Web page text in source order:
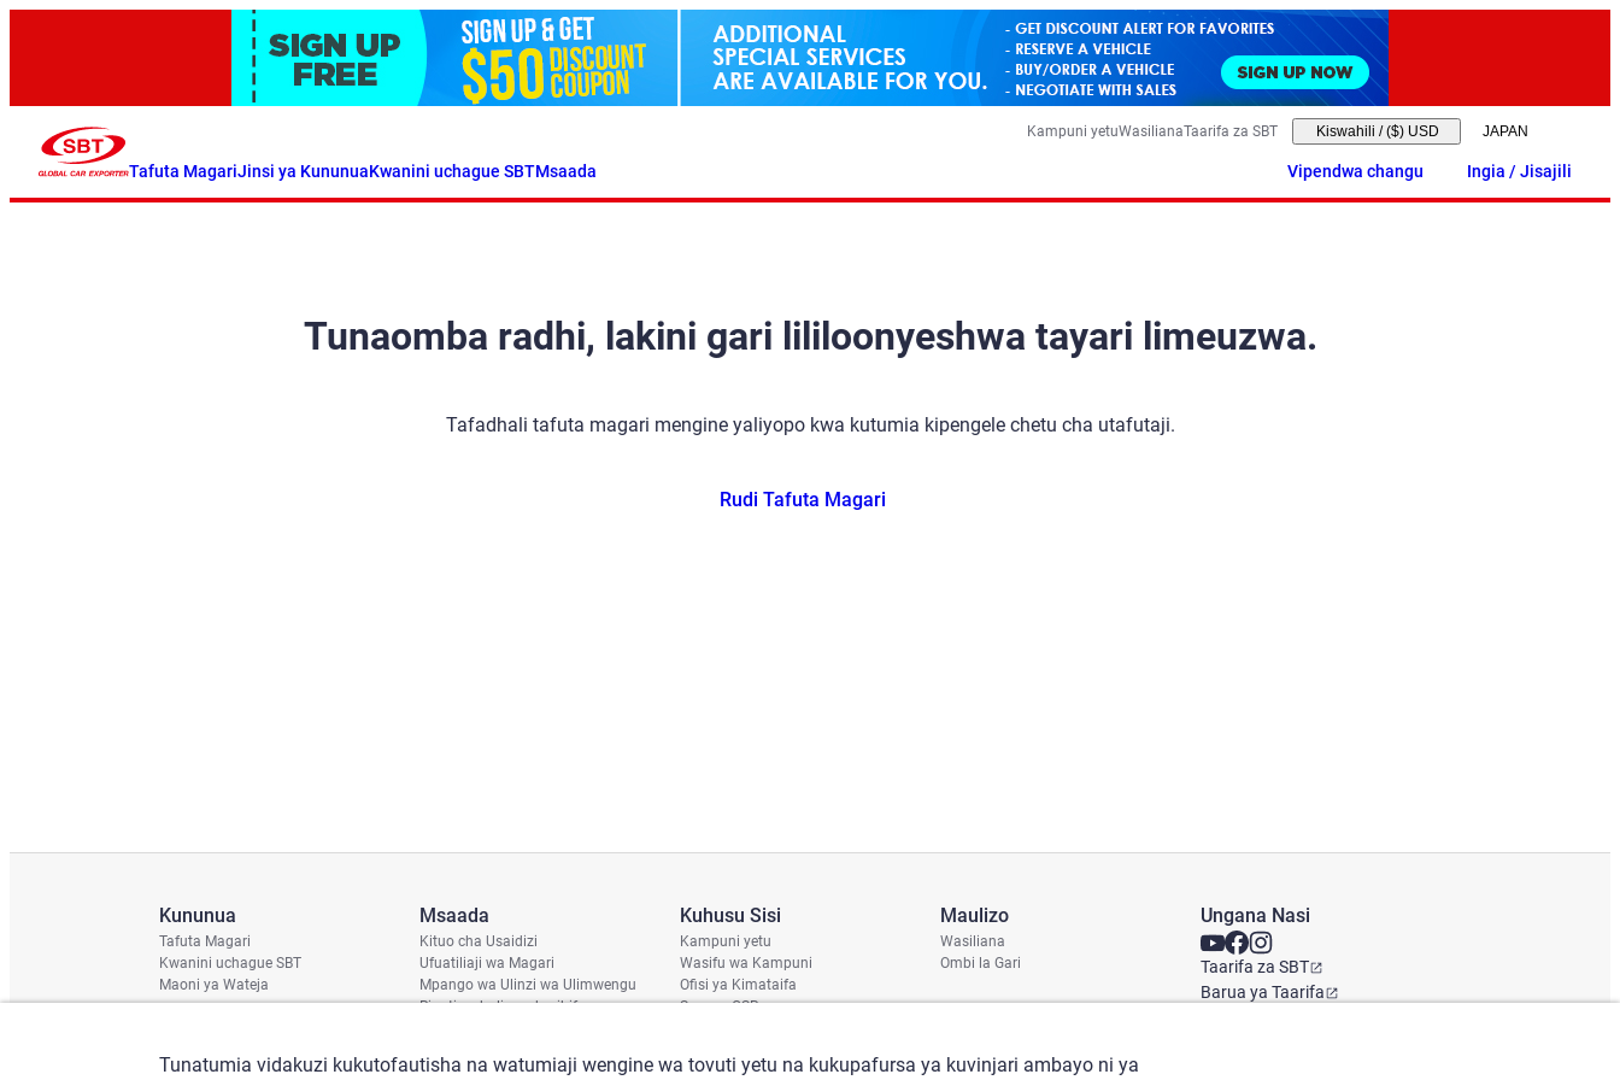
Tafuta MagariJinsi ya KununuaKwanini uchague SBTMsaada
Kampuni yetuWasilianaTaarifa za SBT Kiswahili / ($) USD
Vipendwa changu Ingia / Jisajili
Tunaomba radhi, lakini gari lililoonyeshwa tayari limeuzwa.
Tafadhali tafuta magari mengine yaliyopo kwa kutumia kipengele chetu cha utafutaji.
Rudi Tafuta Magari
Kununua
Tafuta Magari
Kwanini uchague SBT
Maoni ya Wateja
Msaada
Kituo cha Usaidizi
Ufuatiliaji wa Magari
Mpango wa Ulinzi wa Ulimwengu
Ripoti ya hali ya uharibifu
Kuhusu Sisi
Kampuni yetu
Wasifu wa Kampuni
Ofisi ya Kimataifa
Sera ya CSR
Maulizo
Wasiliana
Ombi la Gari
Ungana Nasi
Taarifa za SBT
Barua ya Taarifa
Tunatumia vidakuzi kukutofautisha na watumiaji wengine wa tovuti yetu na kukupafursa ya kuvinjari ambayo ni ya